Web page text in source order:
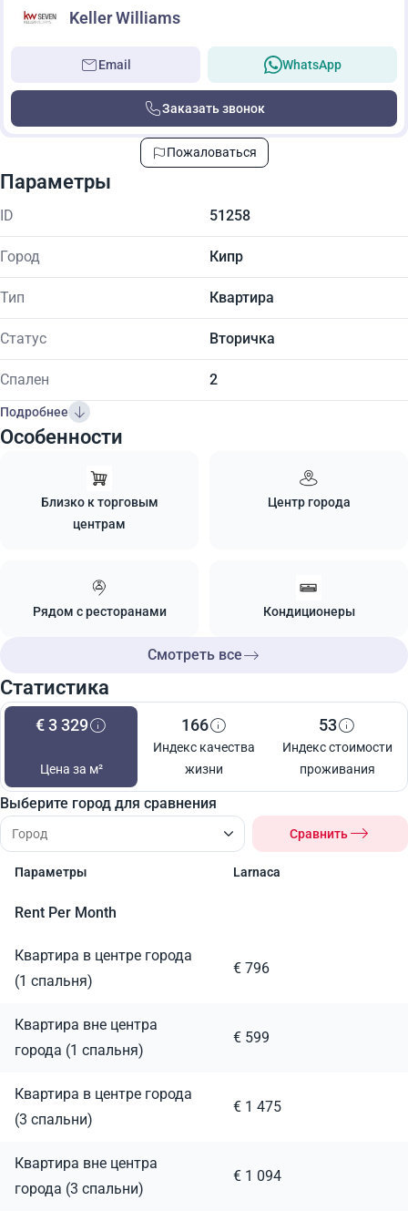
Keller Williams
Email WhatsApp
Заказать звонок
Пожаловаться
Параметры
ID 51258
Город Кипр
Тип Квартира
Статус Вторичка
Спален 2
Подробнее
Особенности
Близко к торговым
центрам
Центр города
Рядом с ресторанами Кондиционеры
Смотреть все
Статистика
€ 3 329
Цена за м²
166
Индекс качества
жизни
53
Индекс стоимости
проживания
Выберите город для сравнения
Сравнить
Параметры Larnaca
Rent Per Month
Квартира в центре города
(1 спальня)
€ 796
Квартира вне центра
города (1 спальня)
€ 599
Квартира в центре города
(3 спальни)
€ 1 475
Квартира вне центра
города (3 спальни)
€ 1 094